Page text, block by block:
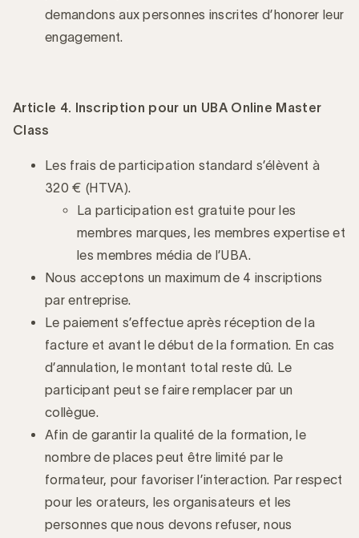
demandons aux personnes inscrites d’honorer leur
engagement.
Article 4. Inscription pour un UBA Online Master
Class
Les frais de participation standard s’élèvent à
320 € (HTVA).
La participation est gratuite pour les
membres marques, les membres expertise et
les membres média de l’UBA.
Nous acceptons un maximum de 4 inscriptions
par entreprise.
Le paiement s’effectue après réception de la
facture et avant le début de la formation. En cas
d’annulation, le montant total reste dû. Le
participant peut se faire remplacer par un
collègue.
Afin de garantir la qualité de la formation, le
nombre de places peut être limité par le
formateur, pour favoriser l’interaction. Par respect
pour les orateurs, les organisateurs et les
personnes que nous devons refuser, nous